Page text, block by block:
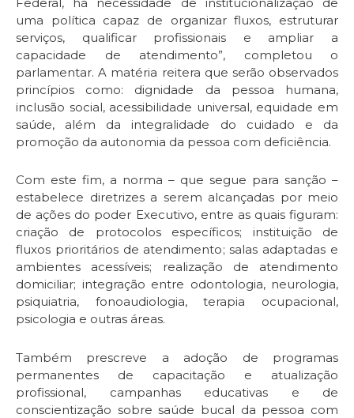
uma política capaz de organizar fluxos, estruturar
serviços, qualificar profissionais e ampliar a
capacidade de atendimento”, completou o
parlamentar. A matéria reitera que serão observados
princípios como: dignidade da pessoa humana,
inclusão social, acessibilidade universal, equidade em
saúde, além da integralidade do cuidado e da
promoção da autonomia da pessoa com deficiência.
Com este fim, a norma – que segue para sanção –
estabelece diretrizes a serem alcançadas por meio
de ações do poder Executivo, entre as quais figuram:
criação de protocolos específicos; instituição de
fluxos prioritários de atendimento; salas adaptadas e
ambientes acessíveis; realização de atendimento
domiciliar; integração entre odontologia, neurologia,
psiquiatria, fonoaudiologia, terapia ocupacional,
psicologia e outras áreas.
Também prescreve a adoção de programas
permanentes de capacitação e atualização
profissional, campanhas educativas e de
conscientização sobre saúde bucal da pessoa com